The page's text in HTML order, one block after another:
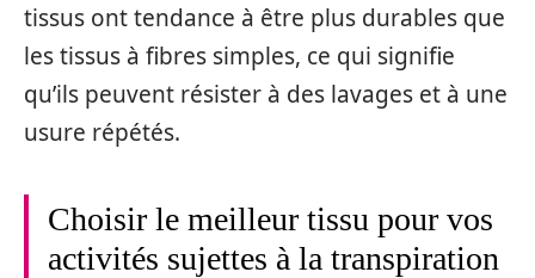
tissus ont tendance à être plus durables que
les tissus à fibres simples, ce qui signifie
qu’ils peuvent résister à des lavages et à une
usure répétés.
Choisir le meilleur tissu pour vos
activités sujettes à la transpiration